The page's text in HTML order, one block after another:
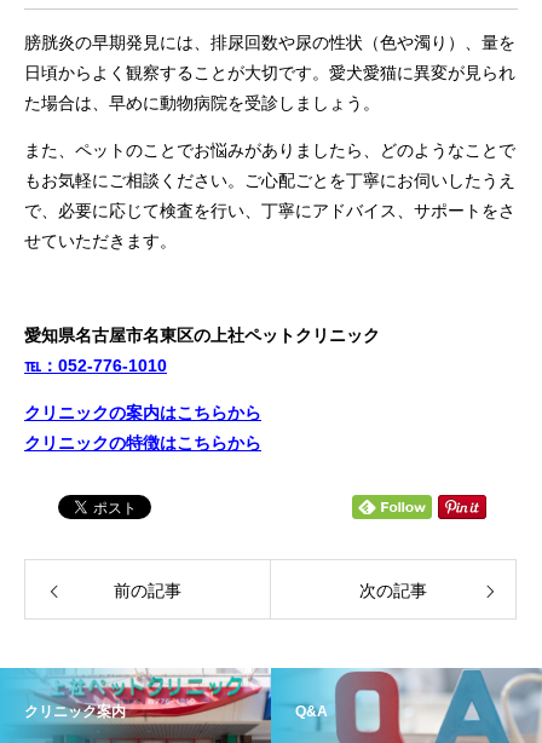
膀胱炎の早期発見には、排尿回数や尿の性状（色や濁り）、量を
日頃からよく観察することが大切です。愛犬愛猫に異変が見られ
た場合は、早めに動物病院を受診しましょう。
また、ペットのことでお悩みがありましたら、どのようなことで
もお気軽にご相談ください。ご心配ごとを丁寧にお伺いしたうえ
で、必要に応じて検査を行い、丁寧にアドバイス、サポートをさ
せていただきます。
愛知県名古屋市名東区の上社ペットクリニック
℡：052-776-1010
クリニックの案内はこちらから
クリニックの特徴はこちらから
前の記事 次の記事
クリニック案内 Q&A